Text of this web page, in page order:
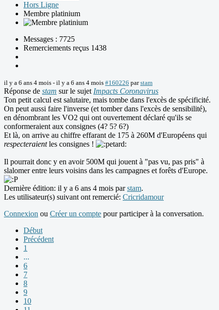
Hors Ligne
Membre platinium
Messages : 7725
Remerciements reçus 1438
il y a 6 ans 4 mois - il y a 6 ans 4 mois #160226 parstam
Réponse de stam sur le sujet Impacts Coronavirus
Ton petit calcul est salutaire, mais tombe dans l'excès de spécificité.
On peut aussi faire l'inverse (et tomber dans l'excès de sensibilité),
en dénombrant les VO2 qui ont ouvertement déclaré qu'ils se
conformeraient aux consignes (4? 5? 6?)
Et là, on arrive au chiffre effarant de 175 à 260M d'Européens qui
respecteraientles consignes !
Il pourrait donc y en avoir 500M qui jouent à "pas vu, pas pris" à
slalomer entre leurs voisins dans les campagnes et forêts d'Europe.
Dernière édition: il y a 6 ans 4 mois parstam.
Les utilisateur(s) suivant ont remercié: Cricridamour
Connexion ou Créer un compte pour participer à la conversation.
Début
Précédent
1
...
6
7
8
9
10